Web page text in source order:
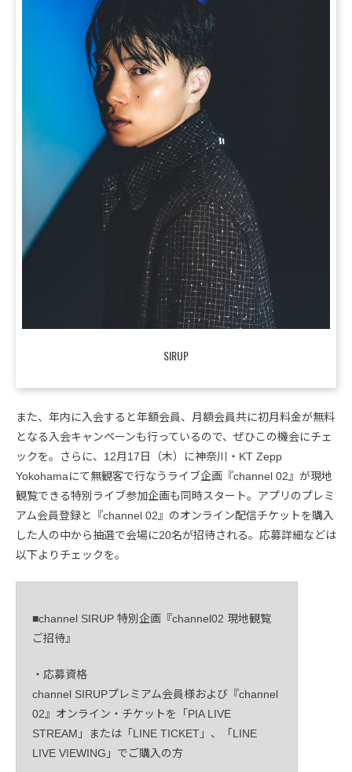
SIRUP
また、年内に入会すると年額会員、月額会員共に初月料金が無料
となる入会キャンペーンも行っているので、ぜひこの機会にチェ
ックを。さらに、12月17日（木）に神奈川・KT Zepp
Yokohamaにて無観客で行なうライブ企画『channel 02』が現地
観覧できる特別ライブ参加企画も同時スタート。アプリのプレミ
アム会員登録と『channel 02』のオンライン配信チケットを購入
した人の中から抽選で会場に20名が招待される。応募詳細などは
以下よりチェックを。
■channel SIRUP 特別企画『channel02 現地観覧
ご招待』
・応募資格
channel SIRUPプレミアム会員様および『channel
02』オンライン・チケットを「PIA LIVE
STREAM」または「LINE TICKET」、「LINE
LIVE VIEWING」でご購入の方